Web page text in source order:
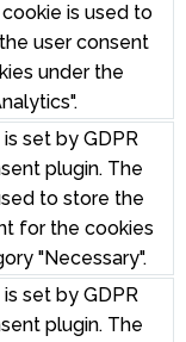
cookie is used to
user consent
under the
set by GDPR
plugin. The
to store the
for the cookies
"Necessary".
set by GDPR
plugin. The